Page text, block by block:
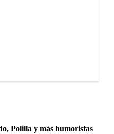
Polilla y más humoristas